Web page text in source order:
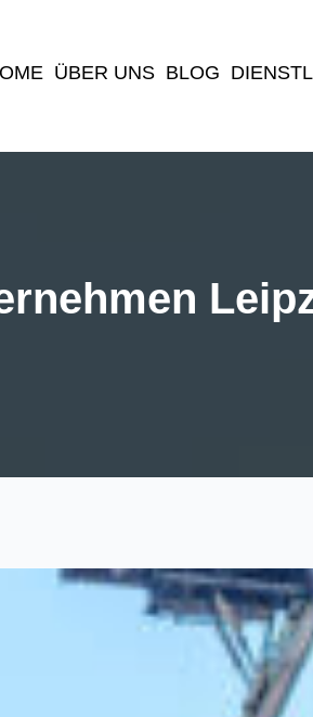
(current)
ÜBER UNS BLOG